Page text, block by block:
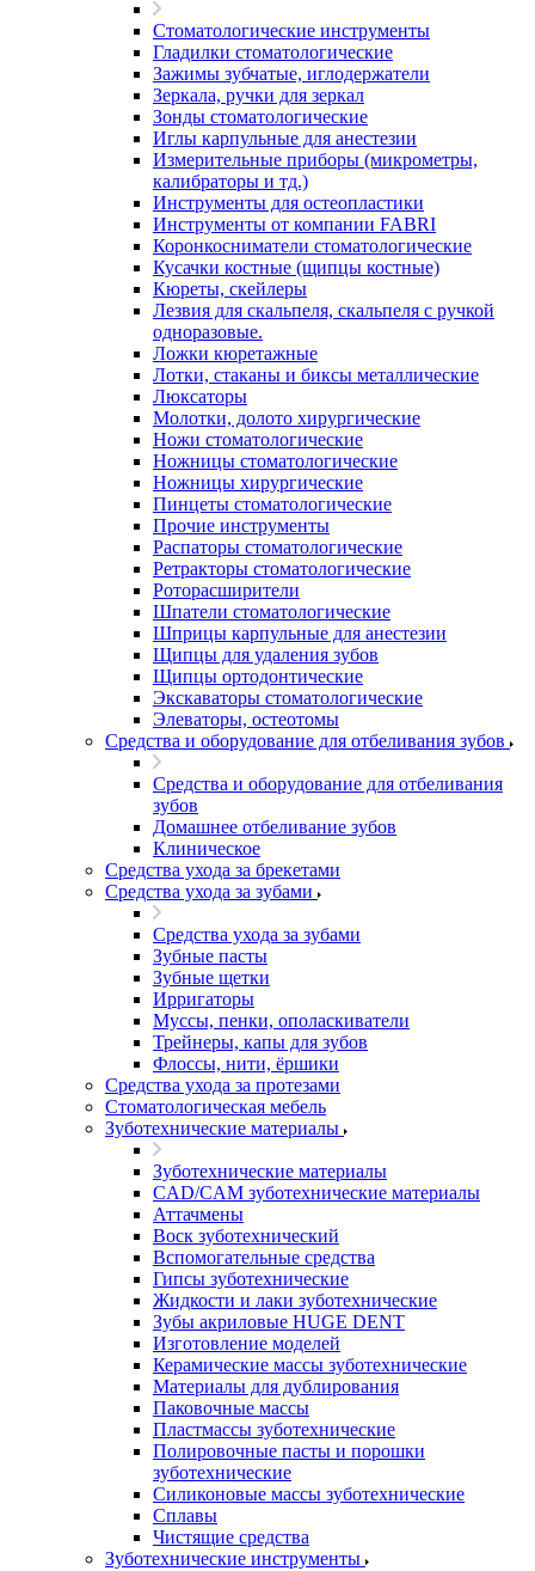
Стоматологические инструменты
Гладилки стоматологические
Зажимы зубчатые, иглодержатели
Зеркала, ручки для зеркал
Зонды стоматологические
Иглы карпульные для анестезии
Измерительные приборы (микрометры,
калибраторы и тд.)
Инструменты для остеопластики
Инструменты от компании FABRI
Коронкосниматели стоматологические
Кусачки костные (щипцы костные)
Кюреты, скейлеры
Лезвия для скальпеля, скальпеля с ручкой
одноразовые.
Ложки кюретажные
Лотки, стаканы и биксы металлические
Люксаторы
Молотки, долото хирургические
Ножи стоматологические
Ножницы стоматологические
Ножницы хирургические
Пинцеты стоматологические
Прочие инструменты
Распаторы стоматологические
Ретракторы стоматологические
Роторасширители
Шпатели стоматологические
Шприцы карпульные для анестезии
Щипцы для удаления зубов
Щипцы ортодонтические
Экскаваторы стоматологические
Элеваторы, остеотомы
Средства и оборудование для отбеливания зубов
Средства и оборудование для отбеливания
зубов
Домашнее отбеливание зубов
Клиническое
Средства ухода за брекетами
Средства ухода за зубами
Средства ухода за зубами
Зубные пасты
Зубные щетки
Ирригаторы
Муссы, пенки, ополаскиватели
Трейнеры, капы для зубов
Флоссы, нити, ёршики
Средства ухода за протезами
Стоматологическая мебель
Зуботехнические материалы
Зуботехнические материалы
CAD/CAM зуботехнические материалы
Аттачмены
Воск зуботехнический
Вспомогательные средства
Гипсы зуботехнические
Жидкости и лаки зуботехнические
Зубы акриловые HUGE DENT
Изготовление моделей
Керамические массы зуботехнические
Материалы для дублирования
Паковочные массы
Пластмассы зуботехнические
Полировочные пасты и порошки
зуботехнические
Силиконовые массы зуботехнические
Сплавы
Чистящие средства
Зуботехнические инструменты